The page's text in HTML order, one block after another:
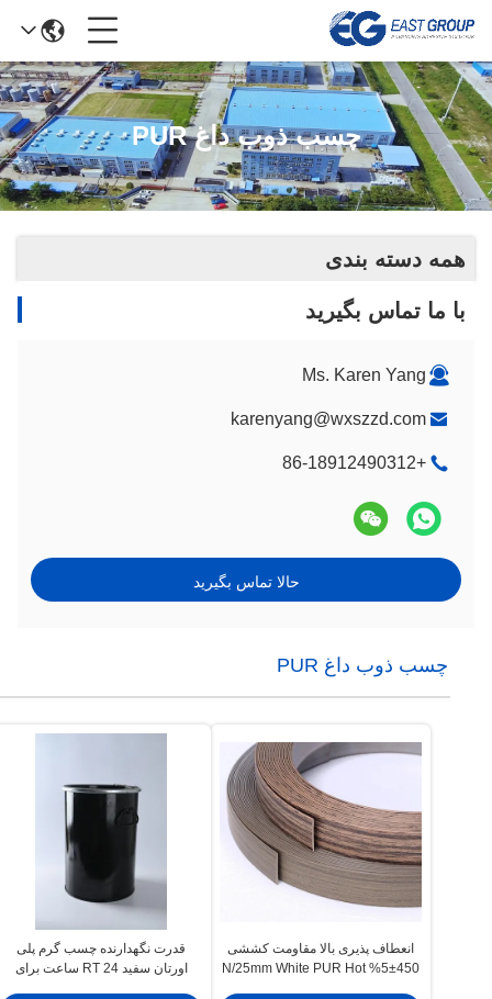
چسب ذوب داغ PUR
همه دسته بندی
با ما تماس بگیرید
Ms. Karen Yang
karenyang@wxszzd.com
+86-18912490312
حالا تماس بگیرید
چسب ذوب داغ PUR
انعطاف پذیری بالا مقاومت کششی
450±5% N/25mm White PUR Hot
قدرت نگهدارنده چسب گرم پلی
اورتان سفید RT 24 ساعت برای